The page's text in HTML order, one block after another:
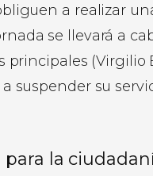
a realizar
se llevará a
principales
suspender su
la